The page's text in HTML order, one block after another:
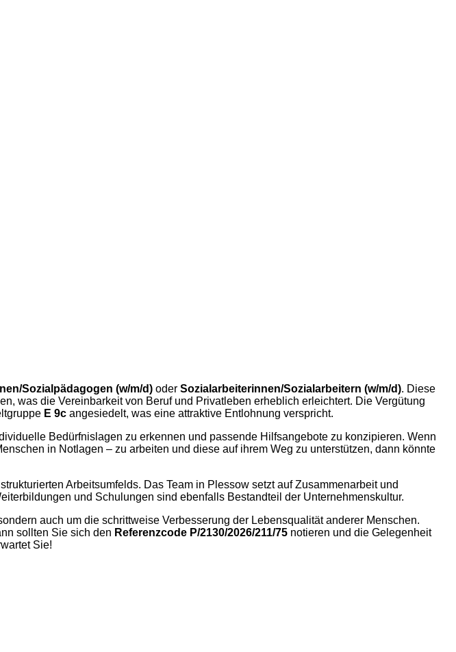
Sozialpädagogen (w/m/d) oder Sozialarbeiterinnen/Sozialarbeitern (w/m/d). Diese
was die Vereinbarkeit von Beruf und Privatleben erheblich erleichtert. Die Vergütung
E 9c angesiedelt, was eine attraktive Entlohnung verspricht.
Bedürfnislagen zu erkennen und passende Hilfsangebote zu konzipieren. Wenn
in Notlagen – zu arbeiten und diese auf ihrem Weg zu unterstützen, dann könnte
Arbeitsumfelds. Das Team in Plessow setzt auf Zusammenarbeit und
und Schulungen sind ebenfalls Bestandteil der Unternehmenskultur.
auch um die schrittweise Verbesserung der Lebensqualität anderer Menschen.
sollten Sie sich den Referenzcode P/2130/2026/211/75 notieren und die Gelegenheit
Sie!